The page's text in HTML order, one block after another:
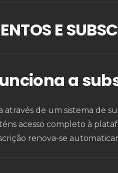
E
a
através de um sistema de
acesso completo à
renova-se